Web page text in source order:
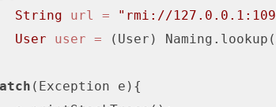
String
url = "rmi://
User
user = (User)
(Exception e){